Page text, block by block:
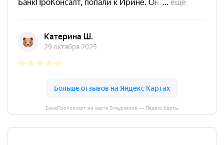
БанкПроКонсалт на карте Владимира — Яндекс Карты